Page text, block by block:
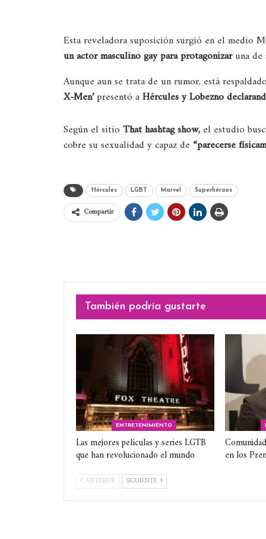
Esta reveladora suposición surgió en el medio
un actor masculino gay para protagonizaruna de
Aunque aun se trata de un rumor, está
X-Men’presentó aHércules y Lobezno
Según el sitio That hashtag show, el estudio
cobre su sexualidad y capaz de “parecerse
Hércules LGBT Marvel Superhéroes
Compartir
También podría gustarte
ENTRETENIMIENTO
Las mejores películas y series LGTB
que han revolucionado el mundo en los
ANTERIOR SIGUIENTE